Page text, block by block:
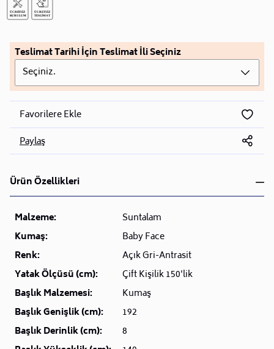
Teslimat Tarihi İçin Teslimat İli Seçiniz
Seçiniz.
Favorilere Ekle
Paylaş
Ürün Özellikleri
Malzeme:
Suntalam
Kumaş:
Baby Face
Renk:
Açık Gri-Antrasit
Yatak Ölçüsü (cm):
Çift Kişilik 150'lik
Başlık Malzemesi:
Kumaş
Başlık Genişlik (cm):
192
Başlık Derinlik (cm):
8